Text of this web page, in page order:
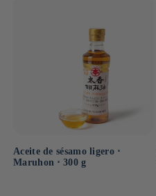
Aceite de sésamo ligero ⋅
Maruhon ⋅ 300 g